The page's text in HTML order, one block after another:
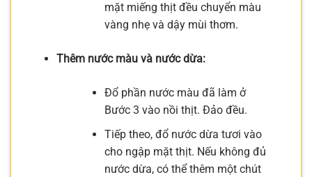
mặt miếng thịt đều chuyển màu
vàng nhẹ và dậy mùi thơm.
Thêm nước màu và nước dừa:
Đổ phần nước màu đã làm ở
Bước 3 vào nồi thịt. Đảo đều.
Tiếp theo, đổ nước dừa tươi vào
cho ngập mặt thịt. Nếu không đủ
nước dừa, có thể thêm một chút